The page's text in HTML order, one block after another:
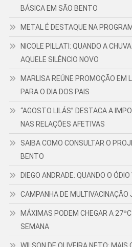
BÁSICA EM SÃO BENTO
METAL É DESTAQUE NA
NICOLE PILLATI: QUANDO A
AQUELE SILÊNCIO NOVO
MARLISA REÚNE PROMOÇÃO EM
PARA O DIA DOS PAIS
“AGOSTO LILÁS” DESTACA A
NAS RELAÇÕES AFETIVAS
SAIBA COMO CONSULTAR O
BENTO
DIEGO ANDRADE: QUANDO O
CAMPANHA DE MULTIVACINAÇÃO
MÁXIMAS PODEM CHEGAR A
SEMANA